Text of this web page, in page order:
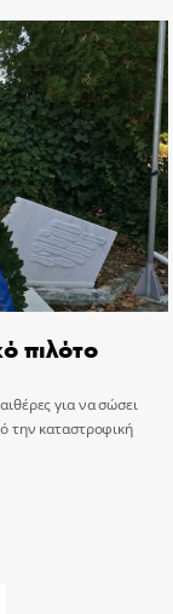
πιλότο
για να σώσει
την καταστροφική